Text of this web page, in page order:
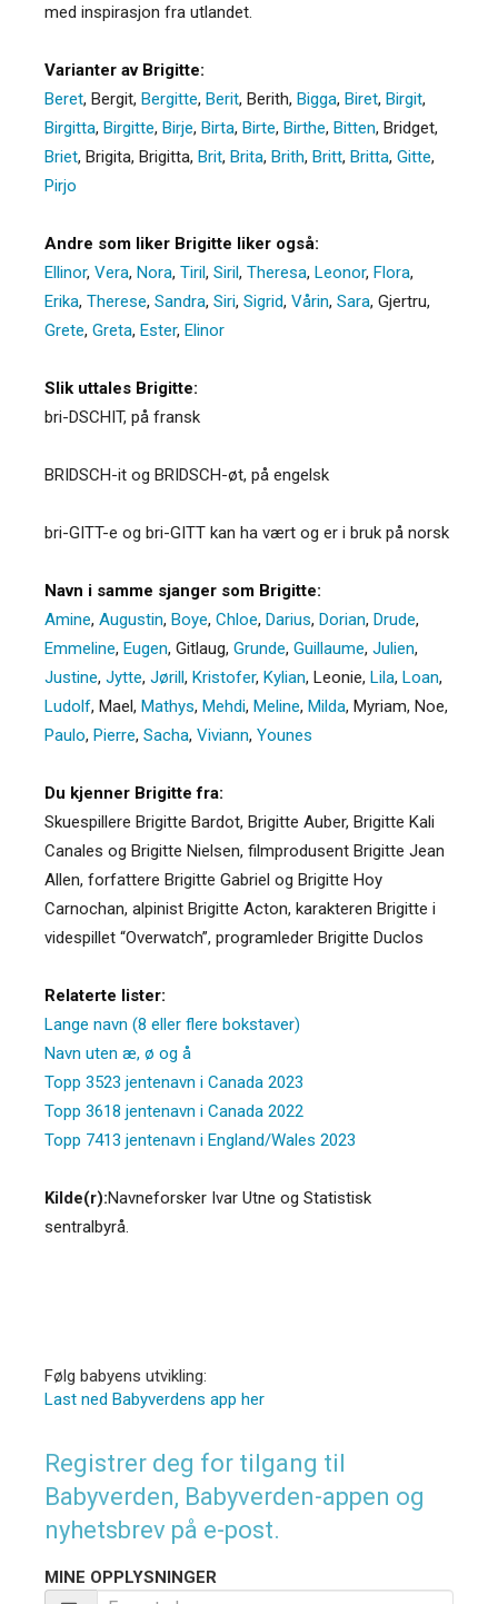
med inspirasjon fra utlandet.
Varianter av Brigitte:
Beret, Bergit, Bergitte, Berit, Berith, Bigga, Biret, Birgit,
Birgitta, Birgitte, Birje, Birta, Birte, Birthe, Bitten, Bridget,
Briet, Brigita, Brigitta, Brit, Brita, Brith, Britt, Britta, Gitte,
Pirjo
Andre som liker Brigitte liker også:
Ellinor, Vera, Nora, Tiril, Siril, Theresa, Leonor, Flora,
Erika, Therese, Sandra, Siri, Sigrid, Vårin, Sara, Gjertru,
Grete, Greta, Ester, Elinor
Slik uttales Brigitte:
bri-DSCHIT, på fransk
BRIDSCH-it og BRIDSCH-øt, på engelsk
bri-GITT-e og bri-GITT kan ha vært og er i bruk på norsk
Navn i samme sjanger som Brigitte:
Amine, Augustin, Boye, Chloe, Darius, Dorian, Drude,
Emmeline, Eugen, Gitlaug, Grunde, Guillaume, Julien,
Justine, Jytte, Jørill, Kristofer, Kylian, Leonie, Lila, Loan,
Ludolf, Mael, Mathys, Mehdi, Meline, Milda, Myriam, Noe,
Paulo, Pierre, Sacha, Viviann, Younes
Du kjenner Brigitte fra:
Skuespillere Brigitte Bardot, Brigitte Auber, Brigitte Kali
Canales og Brigitte Nielsen, filmprodusent Brigitte Jean
Allen, forfattere Brigitte Gabriel og Brigitte Hoy
Carnochan, alpinist Brigitte Acton, karakteren Brigitte i
videspillet “Overwatch”, programleder Brigitte Duclos
Relaterte lister:
Lange navn (8 eller flere bokstaver)
Navn uten æ, ø og å
Topp 3523 jentenavn i Canada 2023
Topp 3618 jentenavn i Canada 2022
Topp 7413 jentenavn i England/Wales 2023
Kilde(r):Navneforsker Ivar Utne og Statistisk
sentralbyrå.
Følg babyens utvikling:
Last ned Babyverdens app her
Registrer deg for tilgang til
Babyverden, Babyverden-appen og
nyhetsbrev på e-post.
MINE OPPLYSNINGER